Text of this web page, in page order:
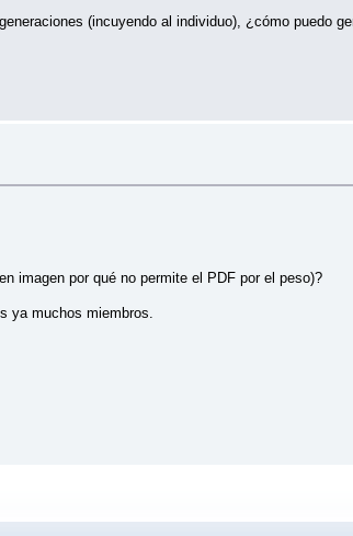
(incuyendo al individuo), ¿cómo puedo
imagen por qué no permite el PDF por el peso)?
ya muchos miembros.